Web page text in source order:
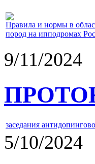
Правила и нормы в
пород на ипподромах
9/11/2024
заседания
5/10/2024